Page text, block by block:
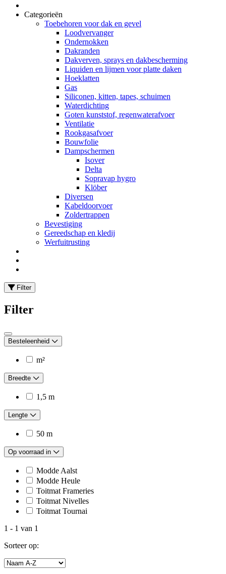
Categorieën
Toebehoren voor dak en gevel
Loodvervanger
Ondernokken
Dakranden
Dakverven, sprays en dakbescherming
Liquiden en lijmen voor platte daken
Hoeklatten
Gas
Siliconen, kitten, tapes, schuimen
Waterdichting
Goten kunststof, regenwaterafvoer
Ventilatie
Rookgasafvoer
Bouwfolie
Dampschermen
Isover
Delta
Sopravap hygro
Klöber
Diversen
Kabeldoorvoer
Zoldertrappen
Bevestiging
Gereedschap en kledij
Werfuitrusting
Filter
Filter
Besteleenheid
m²
Breedte
1,5 m
Lengte
50 m
Op voorraad in
Modde Aalst
Modde Heule
Toitmat Frameries
Toitmat Nivelles
Toitmat Tournai
1 - 1 van 1
Sorteer op: